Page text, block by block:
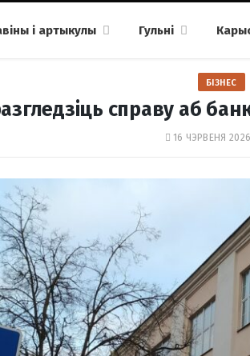
і артыкулы Гульні
БІЗНЕС
справу аб
16 ЧЭРВЕНЯ